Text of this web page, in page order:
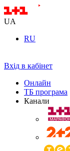
UA
RU
Вхід в кабінет
Онлайн
ТБ програма
Канали